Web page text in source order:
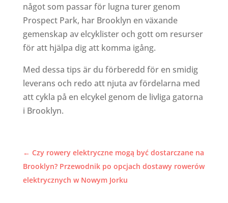
något som passar för lugna turer genom
Prospect Park, har Brooklyn en växande
gemenskap av elcyklister och gott om resurser
för att hjälpa dig att komma igång.
Med dessa tips är du förberedd för en smidig
leverans och redo att njuta av fördelarna med
att cykla på en elcykel genom de livliga gatorna
i Brooklyn.
← Czy rowery elektryczne mogą być dostarczane na
Brooklyn? Przewodnik po opcjach dostawy rowerów
elektrycznych w Nowym Jorku